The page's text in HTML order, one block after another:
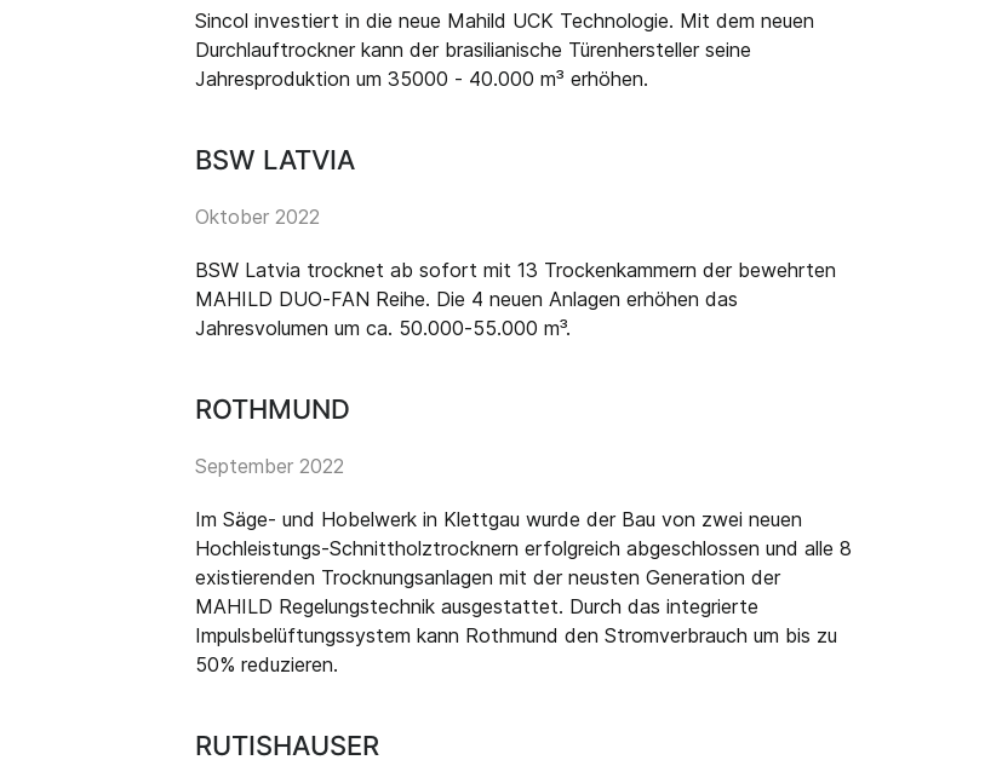
Sincol investiert in die neue Mahild UCK Technologie. Mit dem neuen
Durchlauftrockner kann der brasilianische Türenhersteller seine
Jahresproduktion um 35000 - 40.000 m³ erhöhen.
BSW LATVIA
Oktober 2022
BSW Latvia trocknet ab sofort mit 13 Trockenkammern der bewehrten
MAHILD DUO-FAN Reihe. Die 4 neuen Anlagen erhöhen das
Jahresvolumen um ca. 50.000-55.000 m³.
ROTHMUND
September 2022
Im Säge- und Hobelwerk in Klettgau wurde der Bau von zwei neuen
Hochleistungs-Schnittholztrocknern erfolgreich abgeschlossen und alle 8
existierenden Trocknungsanlagen mit der neusten Generation der
MAHILD Regelungstechnik ausgestattet. Durch das integrierte
Impulsbelüftungssystem kann Rothmund den Stromverbrauch um bis zu
50% reduzieren.
RUTISHAUSER